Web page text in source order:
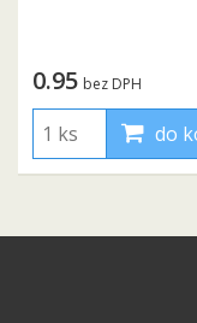
0.95 bez DPH
do